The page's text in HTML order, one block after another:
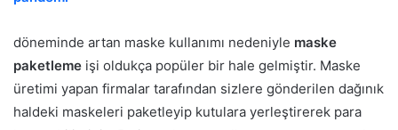
döneminde artan maske kullanımı nedeniyle maske
paketleme işi oldukça popüler bir hale gelmiştir. Maske
üretimi yapan firmalar tarafından sizlere gönderilen dağınık
haldeki maskeleri paketleyip kutulara yerleştirerek para